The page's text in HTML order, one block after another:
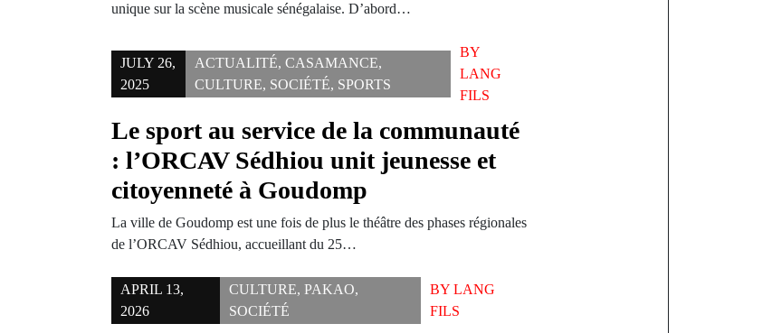
unique sur la scène musicale sénégalaise. D’abord…
JULY 26,
2025
ACTUALITÉ,CASAMANCE,
CULTURE, SOCIÉTÉ, SPORTS
BY
LANG
FILS
Le sport au service de la communauté
: l’ORCAV Sédhiou unit jeunesse et
citoyenneté à Goudomp
La ville de Goudomp est une fois de plus le théâtre des phases régionales
de l’ORCAV Sédhiou, accueillant du 25…
APRIL 13,
2026
CULTURE,PAKAO,
SOCIÉTÉ
BYLANG
FILS